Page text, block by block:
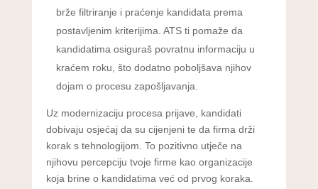
brže filtriranje i praćenje kandidata prema
postavljenim kriterijima. ATS ti pomaže da
kandidatima osiguraš povratnu informaciju u
kraćem roku, što dodatno poboljšava njihov
dojam o procesu zapošljavanja.
Uz modernizaciju procesa prijave, kandidati
dobivaju osjećaj da su cijenjeni te da firma drži
korak s tehnologijom. To pozitivno utječe na
njihovu percepciju tvoje firme kao organizacije
koja brine o kandidatima već od prvog koraka.